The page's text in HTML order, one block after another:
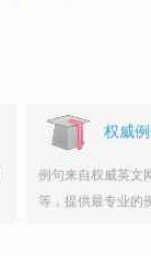
权威
例句来自权威英文
等，提供最专业的